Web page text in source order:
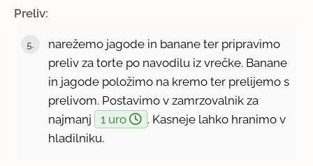
Preliv:
narežemo jagode in banane ter pripravimo
preliv za torte po navodilu iz vrečke. Banane
in jagode položimo na kremo ter prelijemo s
prelivom. Postavimo v zamrzovalnik za
najmanj
1 uro
. Kasneje lahko hranimo v
hladilniku.